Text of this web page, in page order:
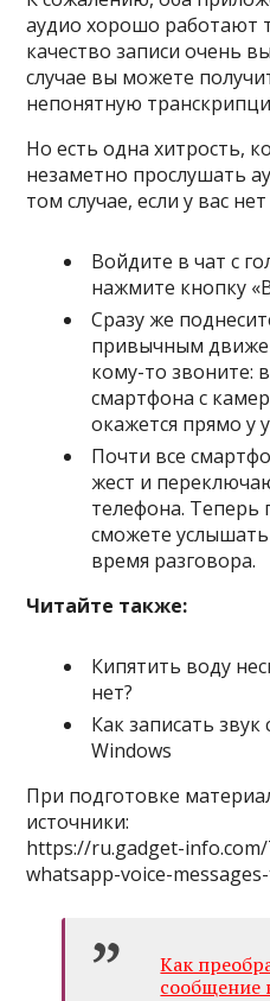
аудио хорошо работают
качество записи очень
случае вы можете
непонятную
Но есть одна хитрость,
незаметно прослушать
том случае, если у вас
Войдите в чат с
нажмите кнопку
Сразу же
привычным
кому-то звоните:
смартфона с
окажется прямо у
Почти все
жест и
телефона. Теперь
сможете
время разговора.
Читайте также:
Кипятить воду
нет?
Как записать
Windows
При подготовке
источники:
https://ru.gadget-
whatsapp-voice-
Как
сообщение